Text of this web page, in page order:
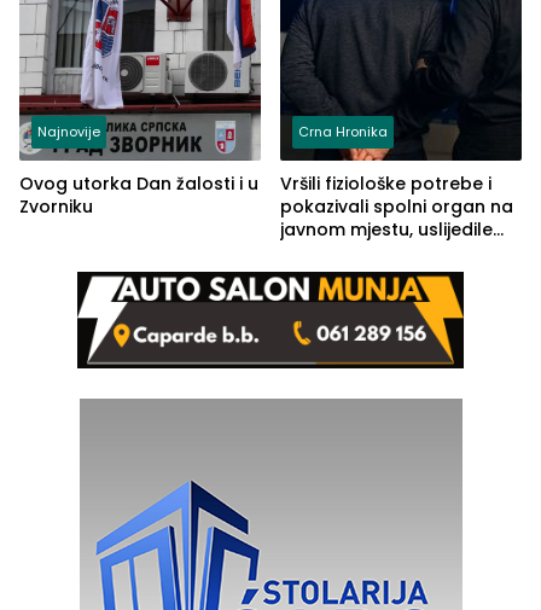
Najnovije
Ovog utorka Dan žalosti i u
Zvorniku
Crna Hronika
Vršili fiziološke potrebe i
pokazivali spolni organ na
javnom mjestu, uslijedile